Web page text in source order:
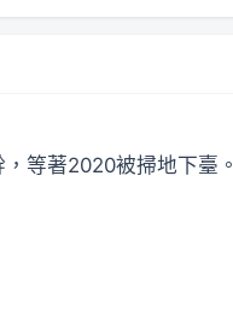
等著2020被掃地下臺。